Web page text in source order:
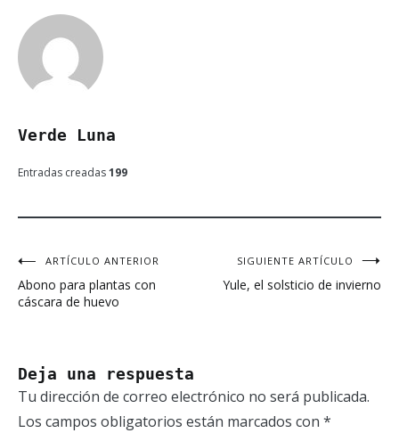
Verde Luna
Entradas creadas199
Navegación
de
ARTÍCULO ANTERIOR
Abono para plantas con
cáscara de huevo
SIGUIENTE ARTÍCULO
Yule, el solsticio de invierno
Deja una respuesta
Tu dirección de correo electrónico no será publicada.
Los campos obligatorios están marcados con *